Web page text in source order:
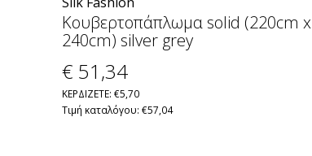
Κουβερτοπάπλωμα solid (220cm x
240cm) silver grey
€ 51 ,34
ΚΕΡΔΙΖΕΤΕ: €5,70
Τιμή καταλόγου: €57,04